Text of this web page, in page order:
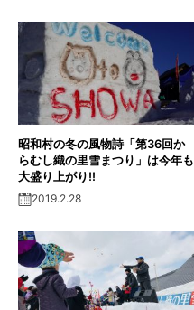
昭和村の冬の風物詩「第36回か
らむし織の里雪まつり」は今年も
大盛り上がり!!
2019.2.28